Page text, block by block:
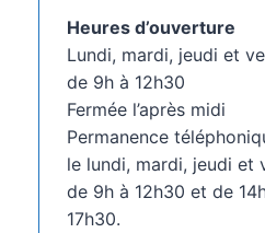
Heures d’ouverture
Lundi, mardi, jeudi et
de 9h à 12h30
Fermée l’après midi
Permanence
le lundi, mardi, jeudi et
de 9h à 12h30 et de
17h30.